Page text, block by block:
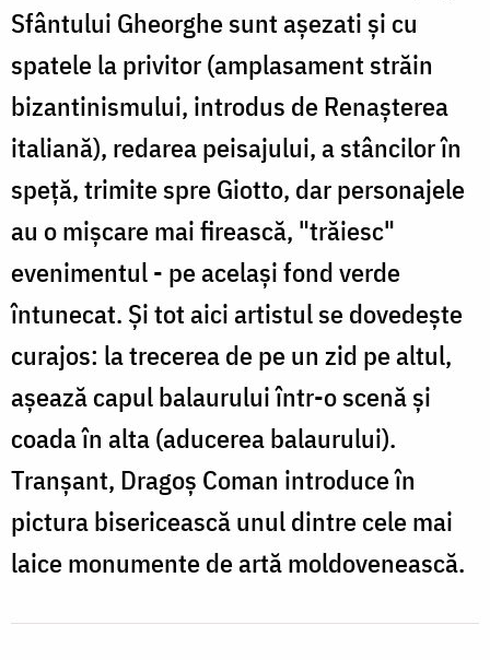
Sfântului Gheorghe sunt așezati și cu
spatele la privitor (amplasament străin
bizantinismului, introdus de Renașterea
italiană), redarea peisajului, a stâncilor în
speță, trimite spre Giotto, dar personajele
au o mișcare mai firească, "trăiesc"
evenimentul - pe același fond verde
întunecat. Și tot aici artistul se dovedește
curajos: la trecerea de pe un zid pe altul,
așează capul balaurului într-o scenă și
coada în alta (aducerea balaurului).
Tranșant, Dragoș Coman introduce în
pictura bisericească unul dintre cele mai
laice monumente de artă moldovenească.